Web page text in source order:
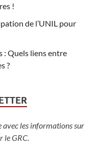
!
de l’UNIL pour
: Quels liens entre
?
les informations sur
le GRC.